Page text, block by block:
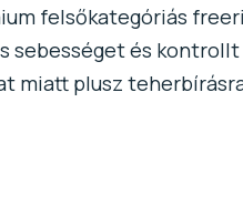
felsőkategóriás
sebességet és
miatt plusz